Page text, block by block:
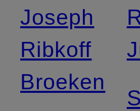
Joseph
Ribkoff
Broeken